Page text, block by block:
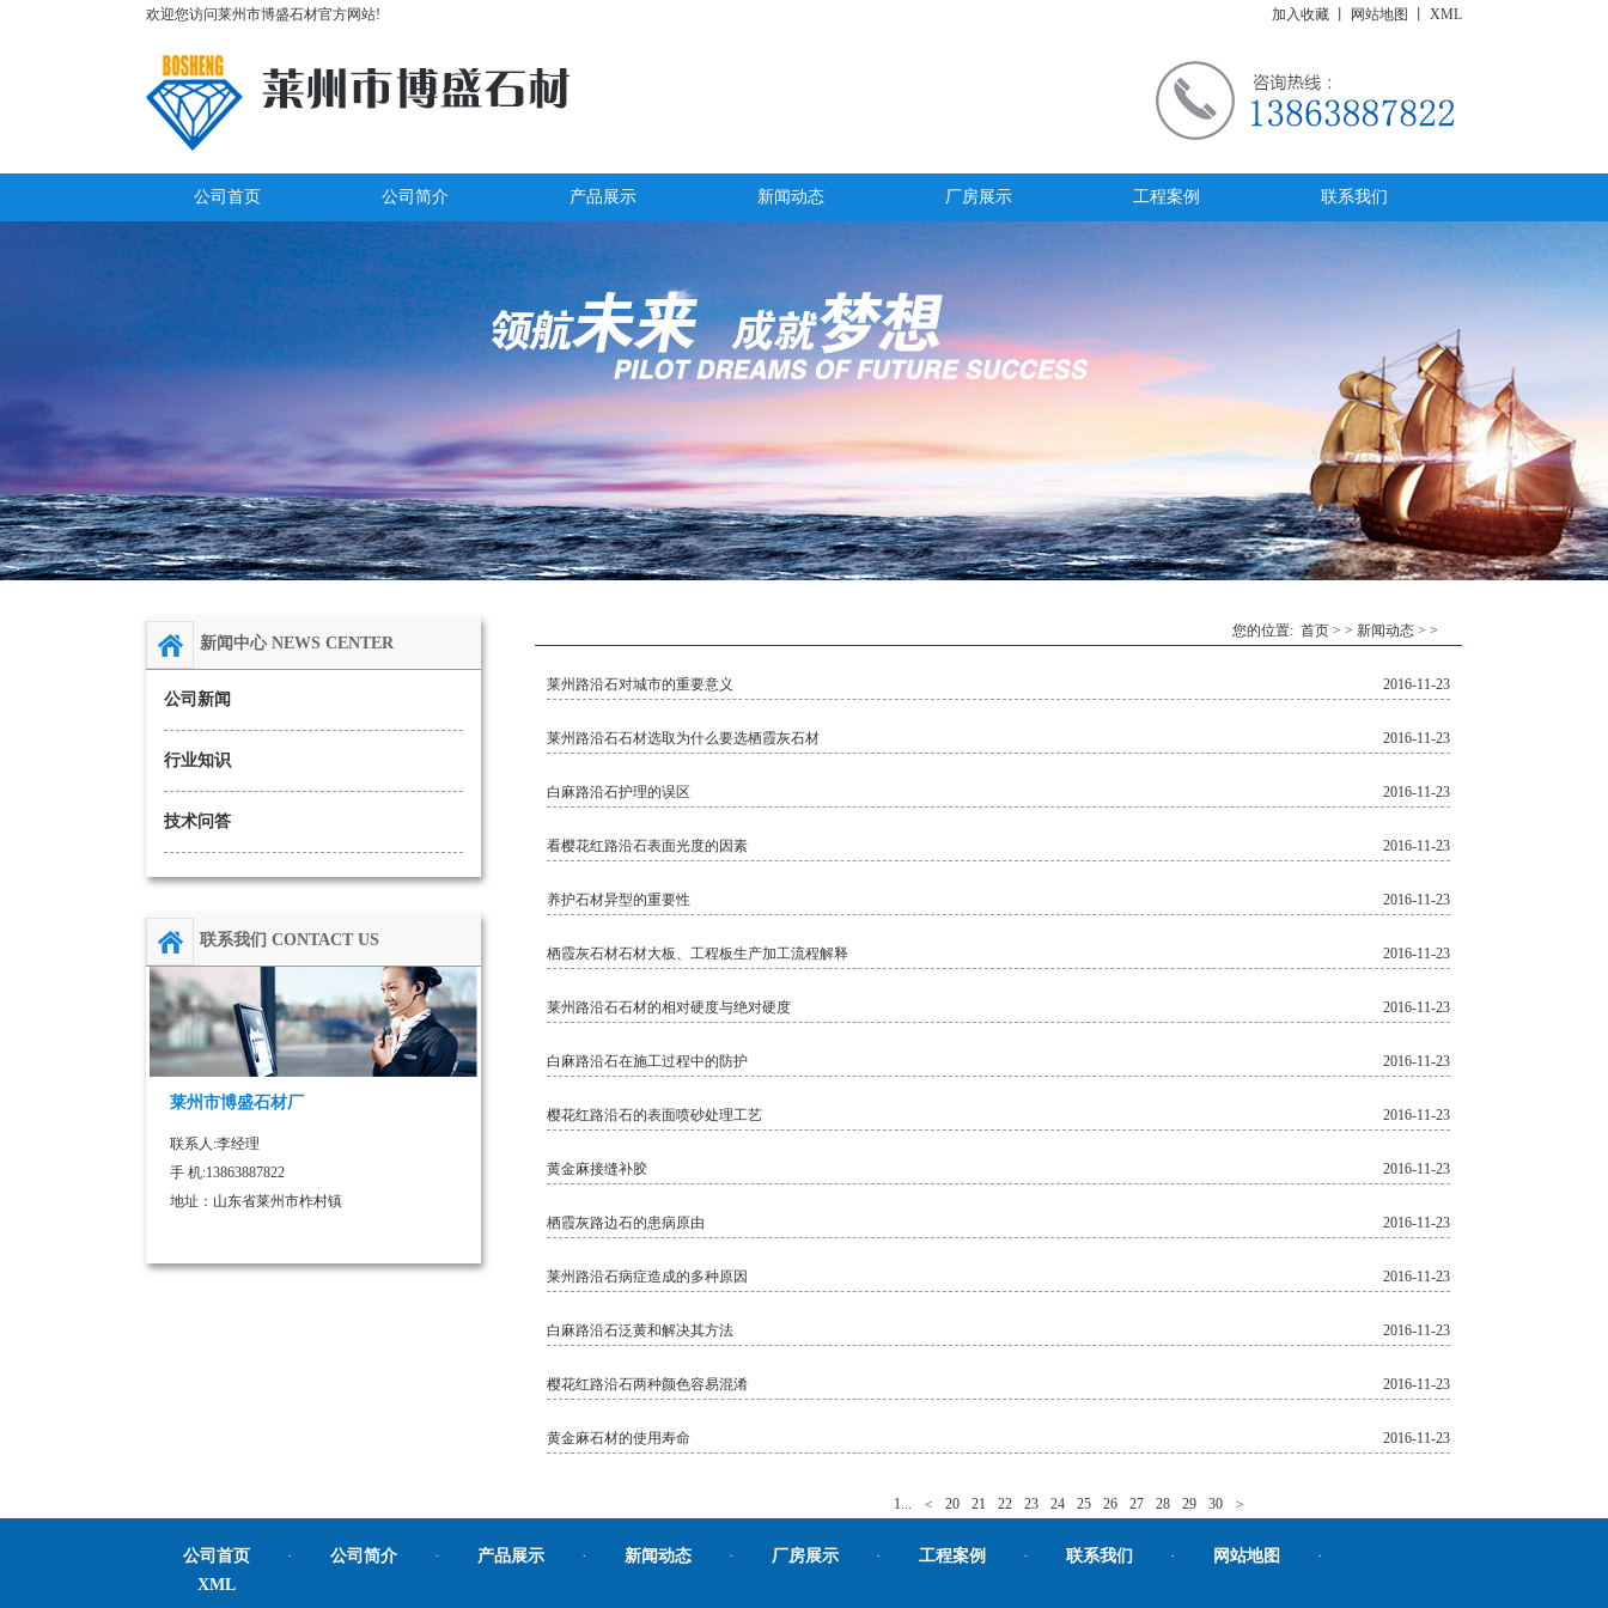
欢迎您访问莱州市博盛石材官方网站! 加入收藏 网站地图 XML
公司首页 公司简介 产品展示 新闻动态 厂房展示 工程案例 联系我们
新闻中心 NEWS CENTER
公司新闻
行业知识
技术问答
联系我们 CONTACT US
莱州市博盛石材厂
联系人:李经理
手 机:13863887822
地址：山东省莱州市柞村镇
您的位置: 首页 > > 新闻动态 > >
莱州路沿石对城市的重要意义 2016-11-23
莱州路沿石石材选取为什么要选栖霞灰石材 2016-11-23
白麻路沿石护理的误区 2016-11-23
看樱花红路沿石表面光度的因素 2016-11-23
养护石材异型的重要性 2016-11-23
栖霞灰石材石材大板、工程板生产加工流程解释 2016-11-23
莱州路沿石石材的相对硬度与绝对硬度 2016-11-23
白麻路沿石在施工过程中的防护 2016-11-23
樱花红路沿石的表面喷砂处理工艺 2016-11-23
黄金麻接缝补胶 2016-11-23
栖霞灰路边石的患病原由 2016-11-23
莱州路沿石病症造成的多种原因 2016-11-23
白麻路沿石泛黄和解决其方法 2016-11-23
樱花红路沿石两种颜色容易混淆 2016-11-23
黄金麻石材的使用寿命 2016-11-23
1... < 20 21 22 23 24 25 26 27 28 29 30 >
公司首页 · 公司简介 · 产品展示 · 新闻动态 · 厂房展示 · 工程案例 · 联系我们 · 网站地图
·
XML